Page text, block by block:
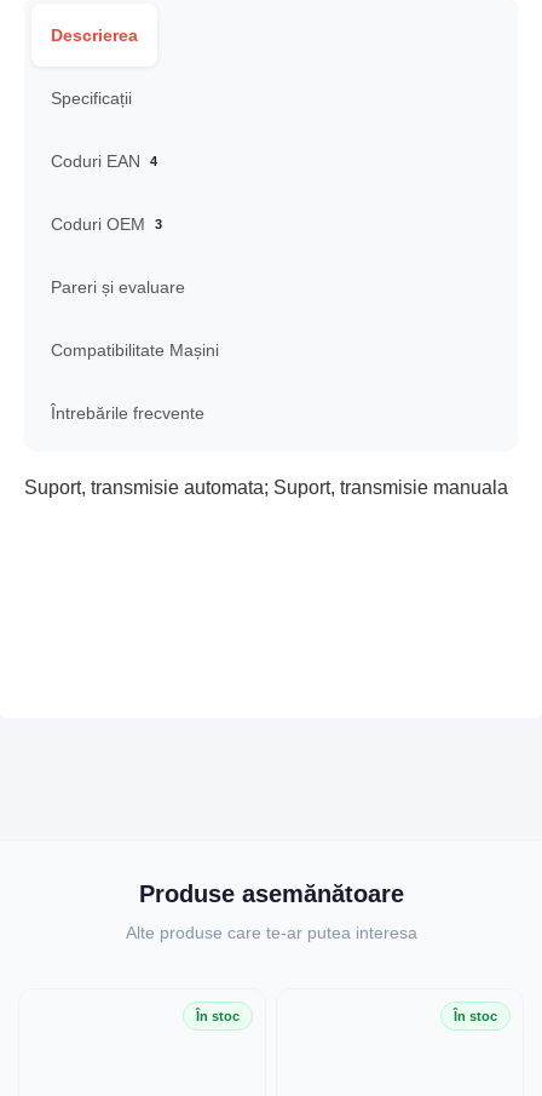
Descrierea
Specificații
Coduri EAN 4
Coduri OEM 3
Pareri și evaluare
Compatibilitate Mașini
Întrebările frecvente
Suport, transmisie automata; Suport, transmisie manuala
Produse asemănătoare
Alte produse care te-ar putea interesa
În stoc În stoc